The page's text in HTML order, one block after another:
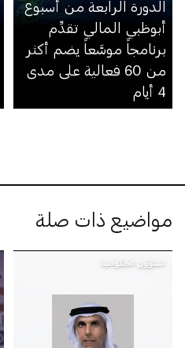
الدورة الرابعة من أسبوع
أبوظبي المالي تقدِّم
برنامجاً موسَّعاً يضم أكثر
من 60 فعالية على مدى
4 أيام
مواضيع ذات صلة
الشؤون الحكومية